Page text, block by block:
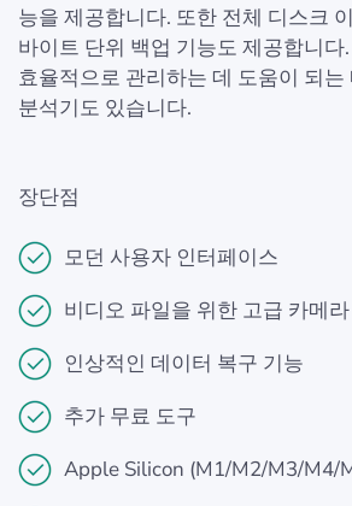
능을 제공합니다. 또한 전체 디스크
바이트 단위 백업 기능도 제공합니
효율적으로 관리하는 데 도움이 되
분석기도 있습니다.
장단점
모던 사용자 인터페이스
비디오 파일을 위한 고급 카메
인상적인 데이터 복구 기능
추가 무료 도구
Apple Silicon (M1/M2/M3/M4/